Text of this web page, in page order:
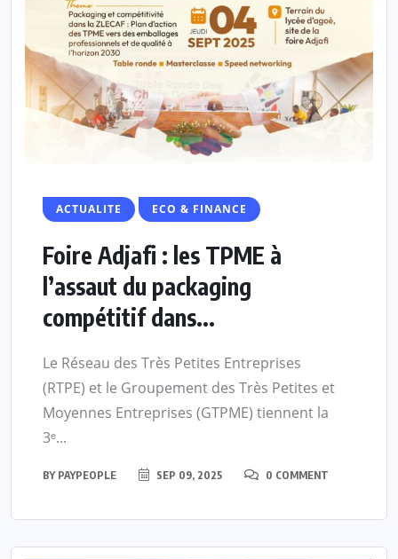
ACTUALITE ECO & FINANCE
Foire Adjafi : les TPME à
l’assaut du packaging
compétitif dans...
Le Réseau des Très Petites Entreprises
(RTPE) et le Groupement des Très Petites et
Moyennes Entreprises (GTPME) tiennent la
3ᵉ...
BY PAYPEOPLE SEP 09, 2025 0 COMMENT